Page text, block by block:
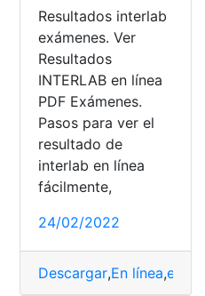
Resultados interlab
exámenes. Ver
Resultados
INTERLAB en línea
PDF Exámenes.
Pasos para ver el
resultado de
interlab en línea
fácilmente,
24/02/2022
Descargar,En línea,